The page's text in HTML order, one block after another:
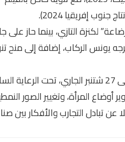
إفريقيا 2024).
لكنزة التازي، بينما حاز على
الخاصة بالفيلم الطويل شريط “404.01” لمخرجه يونس الركاب، إضافة إلى
وقد شكل المهرجان، الذي نظمته جمعية أبي رقراق من 22 إلى 27 شتنبر الجاري، تحت
المرأة، وتغيير الصور
تبادل التجارب والأفكار بين